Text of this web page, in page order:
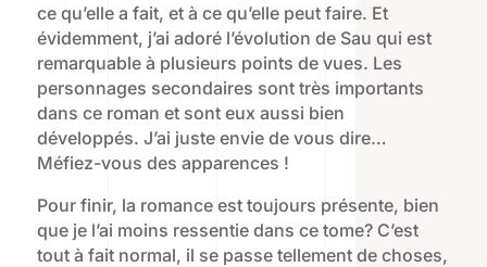
ce qu’elle a fait, et à ce qu’elle peut faire. Et
évidemment, j’ai adoré l’évolution de Sau qui est
remarquable à plusieurs points de vues. Les
personnages secondaires sont très importants
dans ce roman et sont eux aussi bien
développés. J’ai juste envie de vous dire…
Méfiez-vous des apparences !
Pour finir, la romance est toujours présente, bien
que je l’ai moins ressentie dans ce tome? C’est
tout à fait normal, il se passe tellement de choses,